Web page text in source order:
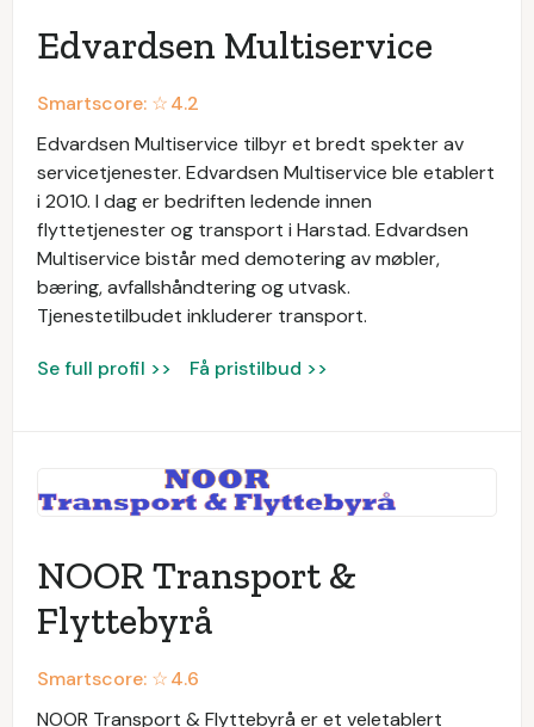
Edvardsen Multiservice
Smartscore: ☆4.2
Edvardsen Multiservice tilbyr et bredt spekter av
servicetjenester. Edvardsen Multiservice ble etablert
i 2010. I dag er bedriften ledende innen
flyttetjenester og transport i Harstad. Edvardsen
Multiservice bistår med demotering av møbler,
bæring, avfallshåndtering og utvask.
Tjenestetilbudet inkluderer transport.
Se full profil >> Få pristilbud >>
NOOR Transport &
Flyttebyrå
Smartscore: ☆4.6
NOOR Transport & Flyttebyrå er et veletablert